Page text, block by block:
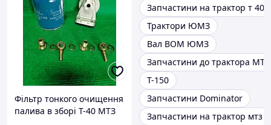
Фільтр тонкого очищення
палива в зборі Т-40 МТЗ
Запчастини на трактор т 40
Трактори ЮМЗ
Вал ВОМ ЮМЗ
Запчастини до трактора МТЗ
Т-150
Запчастини Dominator
Запчастини на трактор мтз